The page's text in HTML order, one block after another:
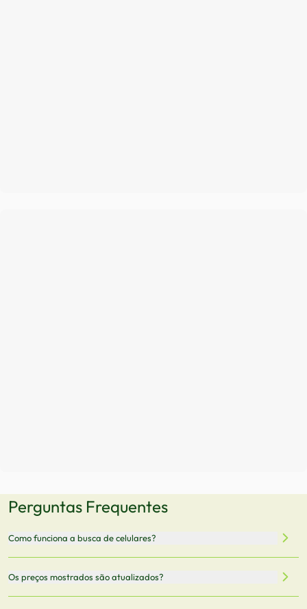
Perguntas Frequentes
Como funciona a busca de celulares?
Os preços mostrados são atualizados?